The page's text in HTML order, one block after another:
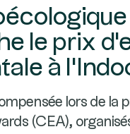
le prix
à
lors de la
(CEA),